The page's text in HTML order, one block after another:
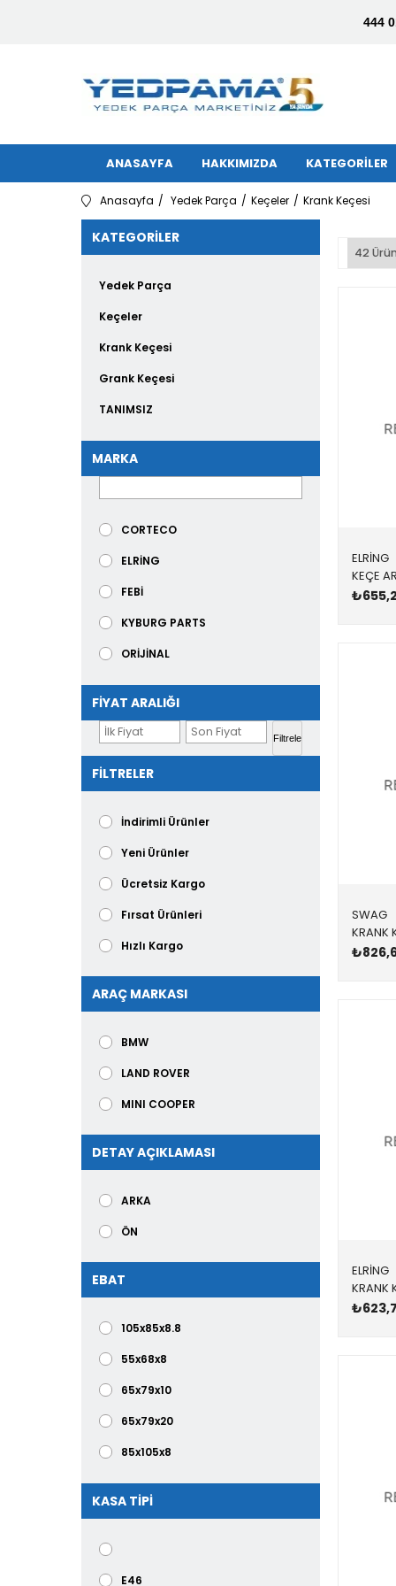
444
ANASAYFA HAKKIMIZDA KATEGORİLER
Anasayfa Yedek Parça Keçeler Krank Keçesi
KATEGORILER
Yedek Parça
Keçeler
Krank Keçesi
Grank Keçesi
TANIMSIZ
Eksantrik Keçesi
Defransiyel Keçesi
MARKA
CORTECO
ELRİNG
FEBİ
KYBURG PARTS
ORİJİNAL
SKT
TOPRAN
VİKTOR REİNZ
FIYAT ARALIĞI
Filtrele
FILTRELER
İndirimli Ürünler
Yeni Ürünler
Ücretsiz Kargo
Fırsat Ürünleri
Hızlı Kargo
ARAÇ MARKASI
BMW
LAND ROVER
MINI COOPER
DETAY AÇIKLAMASI
ARKA
ÖN
EBAT
105x85x8.8
55x68x8
65x79x10
65x79x20
85x105x8
90X104X8,5
90x110x12
KASA TİPİ
E46
42 Ürün
ELRİNG
SWAG
ELRİNG